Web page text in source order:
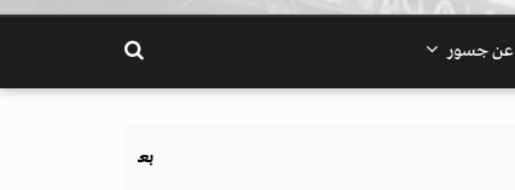
عن جسور
بعد تحذيرات أوروبية.. كيف يهدد نظام الغذاء